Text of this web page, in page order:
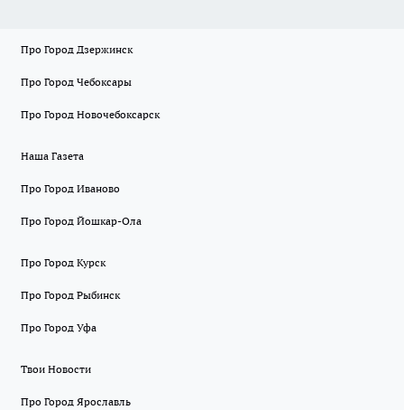
Про Город Дзержинск
Про Город Чебоксары
Про Город Новочебоксарск
Наша Газета
Про Город Иваново
Про Город Йошкар-Ола
Про Город Курск
Про Город Рыбинск
Про Город Уфа
Твои Новости
Про Город Ярославль